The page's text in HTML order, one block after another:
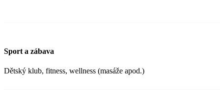
Sport a zábava
Dětský klub, fitness, wellness (masáže apod.)